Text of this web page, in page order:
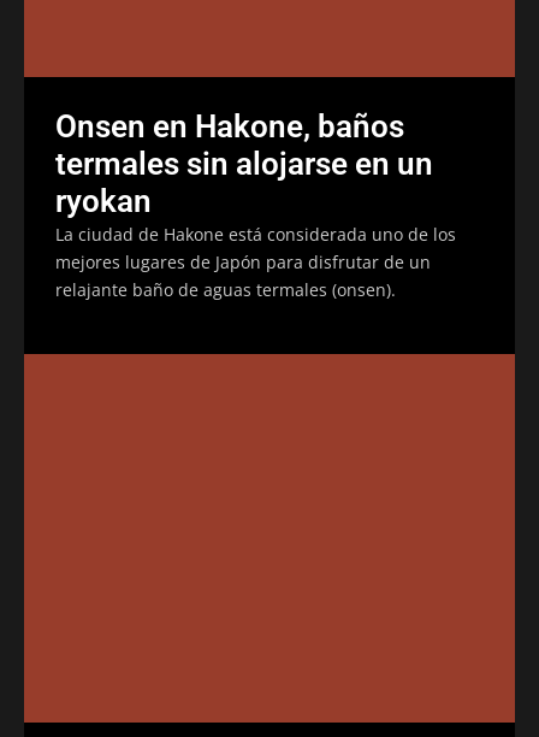
Onsen en Hakone, baños
termales sin alojarse en un
ryokan
La ciudad de Hakone está considerada uno de los
mejores lugares de Japón para disfrutar de un
relajante baño de aguas termales (onsen).